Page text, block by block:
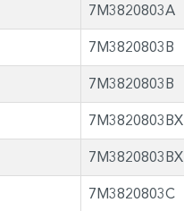
7M3820803A
7M3820803B
7M3820803B
7M3820803BX
7M3820803BX
7M3820803C